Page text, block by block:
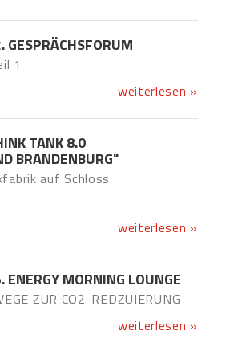
1
weiterlesen »
TANK 8.0
BRANDENBURG"
auf Schloss
weiterlesen »
MORNING LOUNGE
ZUR CO2-REDZUIERUNG
weiterlesen »